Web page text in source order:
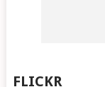
FLICKR